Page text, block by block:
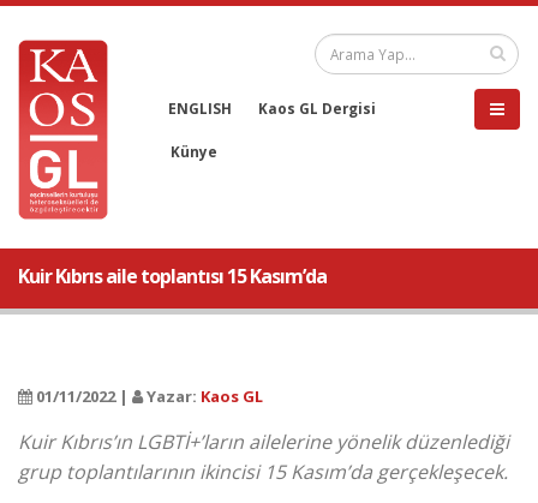
ENGLISH Kaos GL Dergisi
Künye
Kuir Kıbrıs aile toplantısı 15 Kasım’da
01/11/2022 | Yazar: Kaos GL
Kuir Kıbrıs’ın LGBTİ+’ların ailelerine yönelik düzenlediği
grup toplantılarının ikincisi 15 Kasım’da gerçekleşecek.